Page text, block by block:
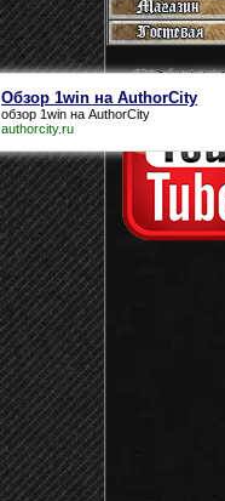
Обзор 1win на AuthorCity
обзор 1win на AuthorCity
authorcity.ru